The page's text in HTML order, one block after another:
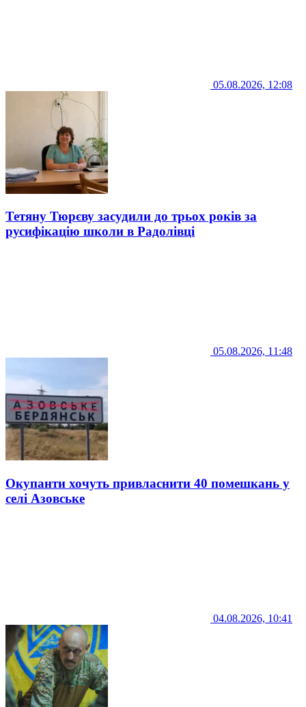
05.08.2026, 12:08
Тетяну Тюрєву засудили до трьох років за
русифікацію школи в Радолівці
05.08.2026, 11:48
Окупанти хочуть привласнити 40 помешкань у
селі Азовське
04.08.2026, 10:41